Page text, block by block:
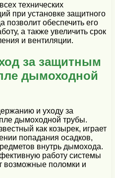
технических
при установке защитного
позволит обеспечить его
а также увеличить срок
и вентиляции.
за защитным
дымоходной
и уходу за
дымоходной трубы.
как козырек, играет
попадания осадков,
внутрь дымохода.
работу системы
возможные поломки и